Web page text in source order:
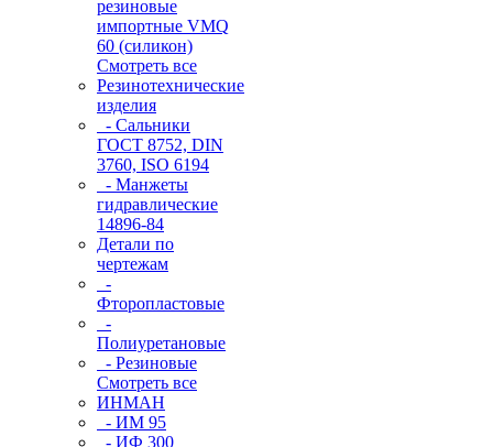
резиновые
импортные VMQ
60 (силикон)
Смотреть все
Резинотехнические
изделия
- Сальники
ГОСТ 8752, DIN
3760, ISO 6194
- Манжеты
гидравлические
14896-84
Детали по
чертежам
-
Фторопластовые
-
Полиуретановые
- Резиновые
Смотреть все
ИНМАН
- ИМ 95
- ИФ 300